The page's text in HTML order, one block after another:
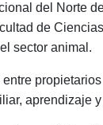
del Norte
de
sector animal.
aprendizaje